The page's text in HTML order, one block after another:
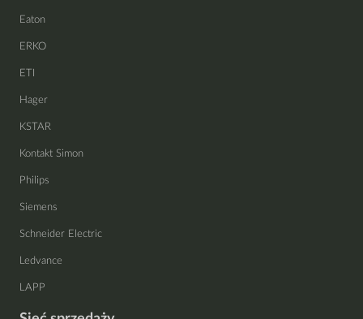
Eaton
ERKO
ETI
Hager
KSTAR
Kontakt Simon
Philips
Siemens
Schneider Electric
Ledvance
LAPP